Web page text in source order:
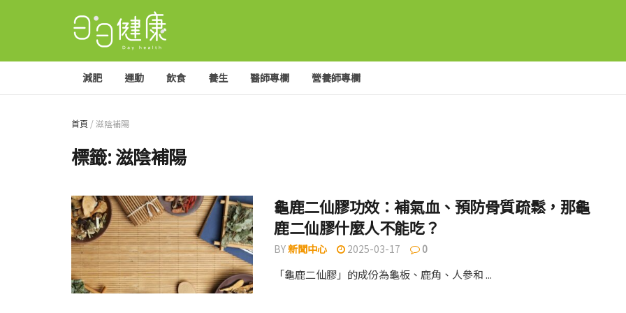
減肥 運動 飲食 養生 醫師專欄 營養師專欄
首頁 /滋陰補陽
標籤:滋陰補陽
龜鹿二仙膠功效：補氣血、預防骨質疏鬆，那龜
鹿二仙膠什麼人不能吃？
BY新聞中心 2025-03-17 0
「龜鹿二仙膠」的成份為龜板、鹿角、人參和 ...